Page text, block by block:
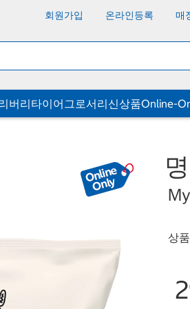
회원가입 온라인등록 매
버리타이어그로서리신상품Online-
상